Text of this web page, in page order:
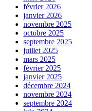
février 2026
janvier 2026
novembre 2025
octobre 2025
septembre 2025
juillet 2025
mars 2025
février 2025
janvier 2025
décembre 2024
novembre 2024
septembre 2024